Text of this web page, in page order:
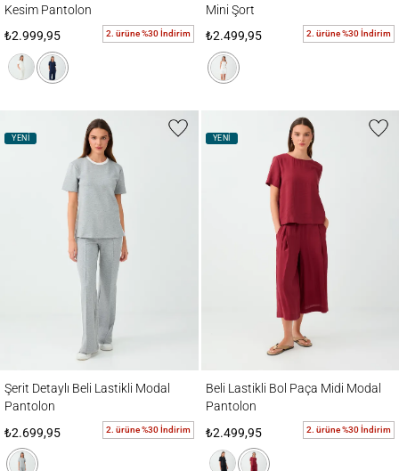
Kesim Pantolon
₺2.999,95
2. ürüne %30 İndirim
Mini Şort
₺2.499,95
2. ürüne %30 İndirim
YENİ
Şerit Detaylı Beli Lastikli Modal
Pantolon
₺2.699,95
2. ürüne %30 İndirim
YENİ
Beli Lastikli Bol Paça Midi Modal
Pantolon
₺2.499,95
2. ürüne %30 İndirim